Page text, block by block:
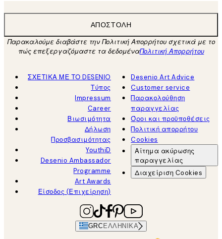
ΑΠΟΣΤΟΛΉ
Παρακαλούμε διαβάστε την Πολιτική Απορρήτου σχετικά με το
πώς επεξεργαζόμαστε τα δεδομέναΠολιτική Απορρήτου
ΣΧΕΤΙΚΑ ΜΕ ΤΟ DESENIO
Τύπος
Impressum
Career
Βιωσιμότητα
Δήλωση
Προσβασιμότητας
YouthiD
Desenio Ambassador
Programme
Art Awards
Είσοδος (Επιχείρηση)
Desenio Art Advice
Customer service
Παρακολούθηση
παραγγελίας
Όροι και προϋποθέσεις
Πολιτική απορρήτου
Cookies
Αίτημα ακύρωσης
παραγγελίας
Διαχείριση Cookies
GRC ΕΛΛΗΝΙΚΆ